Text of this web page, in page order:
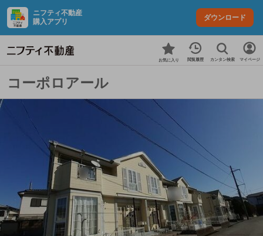
ニフティ不動産
購入アプリ
ダウンロード
お気に入り 閲覧履歴 カンタン検索 マイページ
コーポロアール